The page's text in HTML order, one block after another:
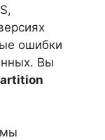
ошибки
Вы